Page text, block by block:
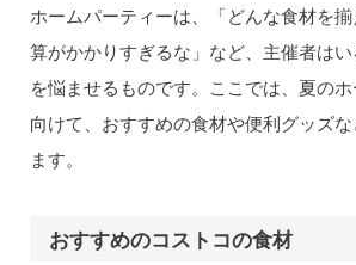
ホームパーティーは、「どんな食材を
算がかかりすぎるな」など、主催者は
を悩ませるものです。ここでは、夏の
向けて、おすすめの食材や便利グッズ
ます。
おすすめのコストコの食材